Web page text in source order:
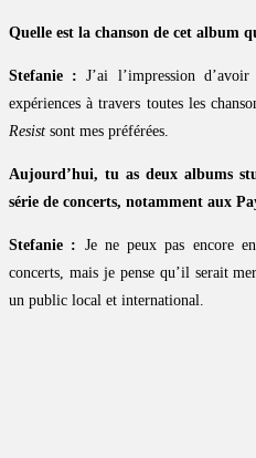
Quelle est la chanson de cet album
Stefanie : J’ai l’impression
expériences à travers toutes les
Resist sont mes préférées.
Aujourd’hui, tu as deux albums
série de concerts, notamment aux
Stefanie : Je ne peux pas encore
concerts, mais je pense qu’il serait
un public local et international.